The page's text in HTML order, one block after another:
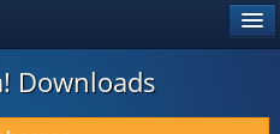
Downloads